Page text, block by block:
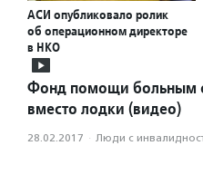
АСИ опубликовало ролик
об операционном директоре
в НКО
Фонд помощи больным
вместо лодки (видео)
28.02.2017 · Люди с